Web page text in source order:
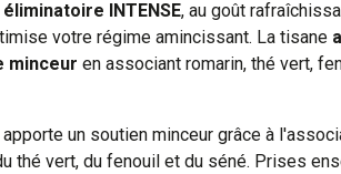
éliminatoire INTENSE, au goût
votre régime amincissant. La tisane
minceur en associant romarin, thé vert,
un soutien minceur grâce à
thé vert, du fenouil et du séné. Prises